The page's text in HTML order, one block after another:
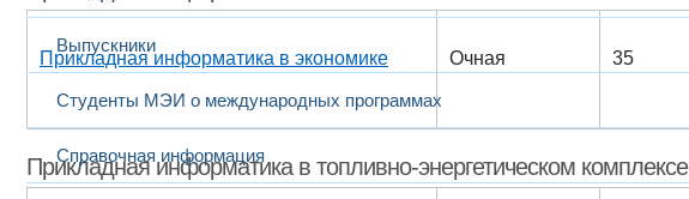
Выпускники
Студенты МЭИ о международных программах
Справочная информация
Прикладная информатика в экономике Очная 35
Прикладная информатика в топливно-энергетическом комплексе